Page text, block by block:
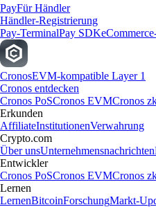
PayFür Händler
Händler-Registrierung
Pay-TerminalPay SDK
CronosEVM-kompatible Layer 1
Cronos entdecken
Cronos PoSCronos EVMCronos
Erkunden
AffiliateInstitutionenVerwahrung
Crypto.com
Über unsUnternehmensnachrichten
Entwickler
Cronos PoSCronos EVMCronos
Lernen
LernenBitcoinForschungMarkt-